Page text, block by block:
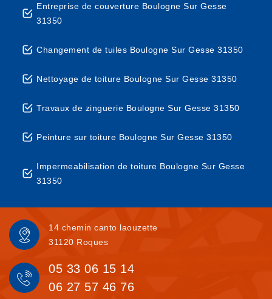
Entreprise de couverture Boulogne Sur Gesse
31350
Changement de tuiles Boulogne Sur Gesse 31350
Nettoyage de toiture Boulogne Sur Gesse 31350
Travaux de zinguerie Boulogne Sur Gesse 31350
Peinture sur toiture Boulogne Sur Gesse 31350
Impermeabilisation de toiture Boulogne Sur Gesse
31350
14 chemin canto laouzette
31120 Roques
05 33 06 15 14
06 27 57 46 76